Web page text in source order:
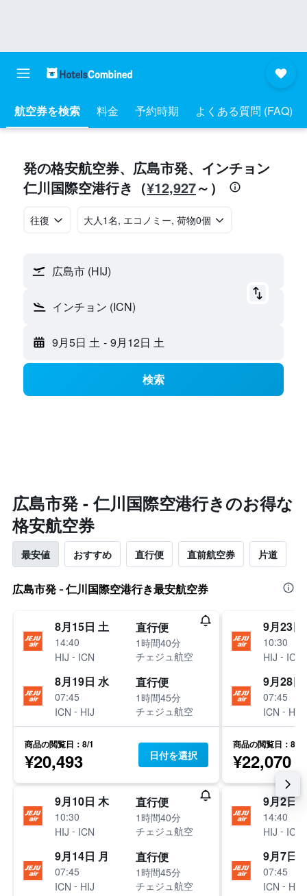
航空券を検索 料金 予約時期 よくある質問 (FAQ)
​発の格安航空券、広島市​発​、インチョン
仁川国際空港​行き​（¥12,927​～）
往復 ​大人1名, エコノミー, 荷物0個
広島市 (HIJ)
インチョン (ICN)
9月5日 土 - 9月12日 土
検索
​広島市発 - 仁川国際空港​行きのお得な
格安航空券
最安値 おすすめ 直行便 直前航空券 片道
広島市発 - 仁川国際空港行き最安航空券
8月15日 土
14:40
HIJ - ICN
直行便
1時間40分
チェジュ航空
8月19日 水
07:45
ICN - HIJ
直行便
1時間45分
チェジュ航空
商品の閲覧日：8/1
¥20,493 日付を選択
9月10日 木
10:30
HIJ - ICN
直行便
1時間40分
チェジュ航空
9月14日 月
07:45
ICN - HIJ
直行便
1時間45分
チェジュ航空
9月23日
10:30
HIJ - ICN
9月28日
07:45
ICN - HIJ
商品の閲覧日：8/1
¥22,070
9月2日
14:40
HIJ - ICN
9月7日
07:45
ICN - HIJ